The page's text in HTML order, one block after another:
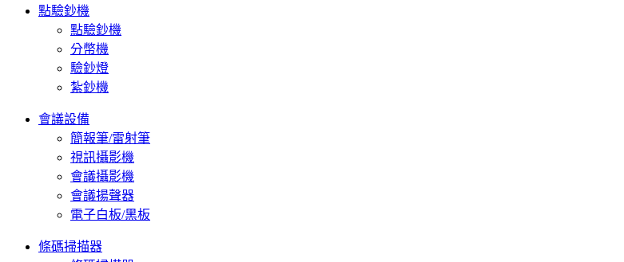
點驗鈔機
點驗鈔機
分幣機
驗鈔燈
紮鈔機
會議設備
簡報筆/雷射筆
視訊攝影機
會議攝影機
會議揚聲器
電子白板/黑板
條碼掃描器